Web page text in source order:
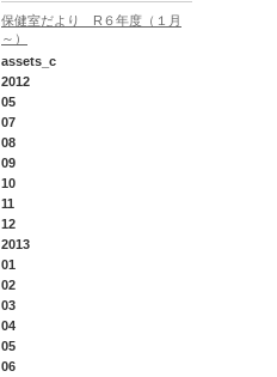
保健室だより R６年度（１月
～）
assets_c
2012
05
07
08
09
10
11
12
2013
01
02
03
04
05
06